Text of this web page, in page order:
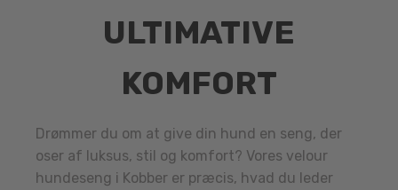
ULTIMATIVE
KOMFORT
Drømmer du om at give din hund en seng, der
oser af luksus, stil og komfort? Vores velour
hundeseng i Kobber er præcis, hvad du leder